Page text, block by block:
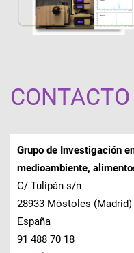
CONTACTO
Grupo de Investigación
medioambiente,
C/ Tulipán s/n
28933 Móstoles (Madrid)
España
91 488 70 18